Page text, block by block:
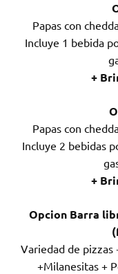
Papas con
Incluye 1 bebida
+
Papas con
Incluye 2 bebidas
+
Opcion Barra
Variedad de pizzas
+Milanesitas +